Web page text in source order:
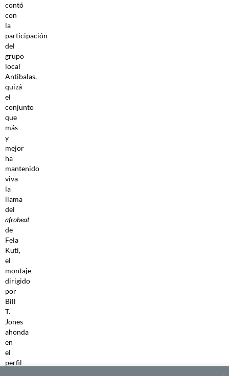
contó
con
la
participación
del
grupo
local
Antibalas,
quizá
el
conjunto
que
más
y
mejor
ha
mantenido
viva
la
llama
del
afrobeat
de
Fela
Kuti,
el
montaje
dirigido
por
Bill
T.
Jones
ahonda
en
el
perfil